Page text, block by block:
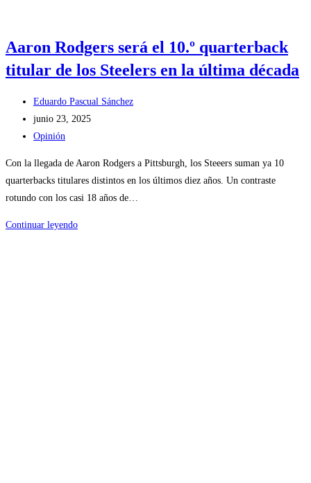
Aaron Rodgers será el 10.º quarterback
titular de los Steelers en la última década
Autor
de
la
Eduardo Pascual Sánchez
Publicación
de
entrada:
junio 23, 2025
Categoría
Opinión
Con la llegada de Aaron Rodgers a Pittsburgh, los Steeers suman ya 10
quarterbacks titulares distintos en los últimos diez años. Un contraste
rotundo con los casi 18 años de…
Continuar leyendoAaron